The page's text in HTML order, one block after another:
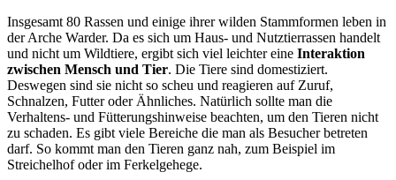
Insgesamt 80 Rassen und einige ihrer wilden Stammformen leben in
der Arche Warder. Da es sich um Haus- und Nutztierrassen handelt
und nicht um Wildtiere, ergibt sich viel leichter eine Interaktion
zwischen Mensch und Tier. Die Tiere sind domestiziert.
Deswegen sind sie nicht so scheu und reagieren auf Zuruf,
Schnalzen, Futter oder Ähnliches. Natürlich sollte man die
Verhaltens- und Fütterungshinweise beachten, um den Tieren nicht
zu schaden. Es gibt viele Bereiche die man als Besucher betreten
darf. So kommt man den Tieren ganz nah, zum Beispiel im
Streichelhof oder im Ferkelgehege.